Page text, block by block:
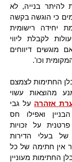
להיתר בנייה, לא
כי הוגשה בקשה
יחידה רישומית
לקבלת ליווי
מוגשים דיווחים
וכו'.
החתימות לצמצם
מהוצאות עשוי
אזהרה על גבי
ואפילו חס
על זכויות
בעלי הדירות
אין חתימה של כל
החתימות מעוניין